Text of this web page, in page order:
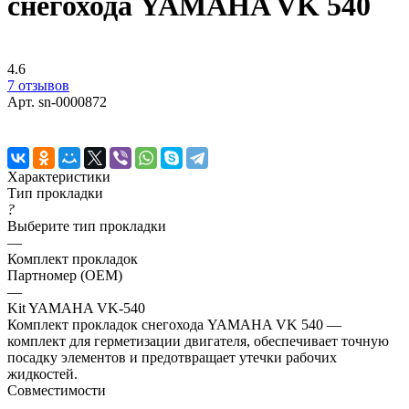
4.6
7 отзывов
Арт. sn-0000872
Характеристики
Тип прокладки
?
Выберите тип прокладки
—
Комплект прокладок
Партномер (OEM)
—
Kit YAMAHA VK-540
Комплект прокладок снегохода YAMAHA VK 540 —
комплект для герметизации двигателя, обеспечивает точную
посадку элементов и предотвращает утечки рабочих
жидкостей.
Совместимости